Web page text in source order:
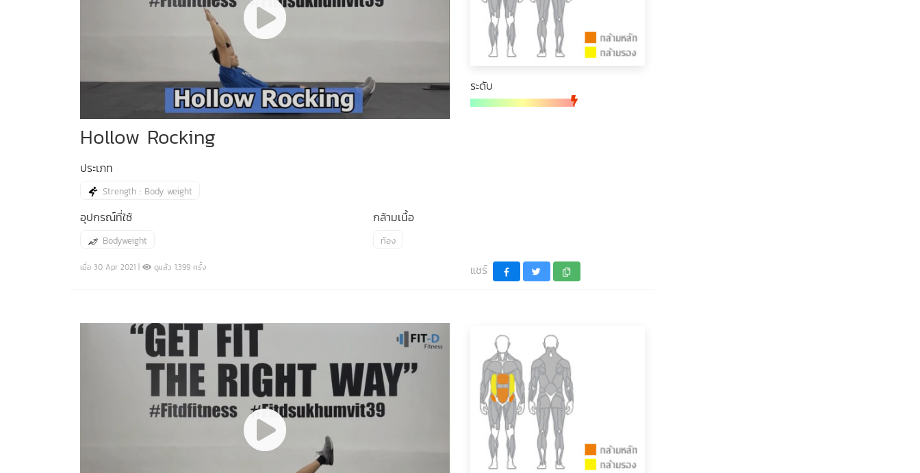
ระดับ
Hollow Rocking
ประเภท
Strength : Body weight
อุปกรณ์ที่ใช้
Bodyweight
กล้ามเนื้อ
ท้อง
เมื่อ 30 Apr 2021 | ดูแล้ว 1,399 ครั้ง แชร์